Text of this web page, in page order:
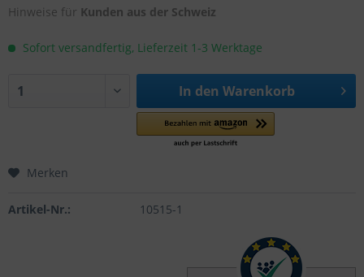
Hinweise für Kunden aus der Schweiz
Sofort versandfertig, Lieferzeit 1-3 Werktage
In den Warenkorb
Merken
Artikel-Nr.: 10515-1